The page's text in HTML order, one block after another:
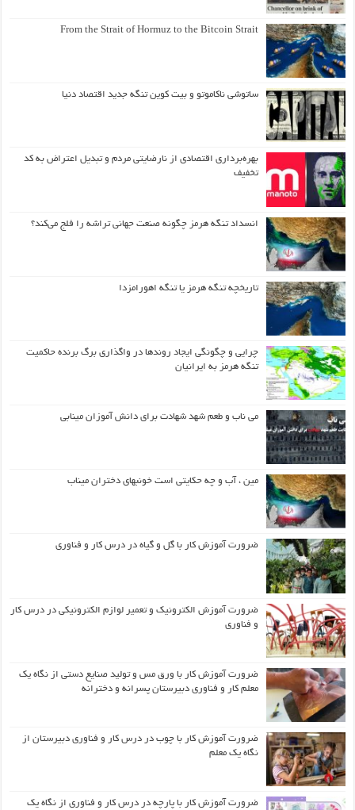
From the Strait of Hormuz to the Bitcoin Strait
ساتوشی ناکاموتو و بیت کوین تنگه جدید اقتصاد دنیا
بهره‌برداری اقتصادی از نارضایتی مردم و تبدیل اعتراض به کد
تخفیف
انسداد تنگه هرمز چگونه صنعت جهانی تراشه را فلج می‌کند؟
تاریخچه تنگه هرمز یا تنگه اهورامزدا
چرایی و چگونگی ایجاد روندها در واگذاری برگ برنده حاکمیت
تنگه هرمز به ایرانیان
می ناب و طعم شهد شهادت برای دانش آموزان مینابی
مین ، آب و چه حکایتی است خونبهای دختران میناب
ضرورت آموزش کار با گل و گیاه در درس کار و فناوری
ضرورت آموزش الکترونیک و تعمیر لوازم الکترونیکی در درس کار
و فناوری
ضرورت آموزش کار با ورق مس و تولید صنایع دستی از نگاه یک
معلم کار و فناوری دبیرستان پسرانه و دخترانه
ضرورت آموزش کار با چوب در درس کار و فناوری دبیرستان از
نگاه یک معلم
ضرورت آموزش کار با پارچه در درس کار و فناوری از نگاه یک